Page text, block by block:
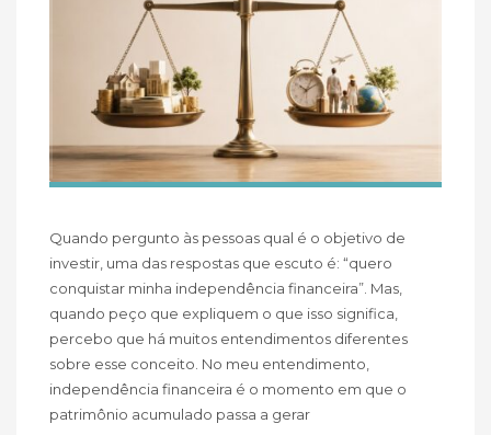
Quando pergunto às pessoas qual é o objetivo de
investir, uma das respostas que escuto é: “quero
conquistar minha independência financeira”. Mas,
quando peço que expliquem o que isso significa,
percebo que há muitos entendimentos diferentes
sobre esse conceito. No meu entendimento,
independência financeira é o momento em que o
patrimônio acumulado passa a gerar